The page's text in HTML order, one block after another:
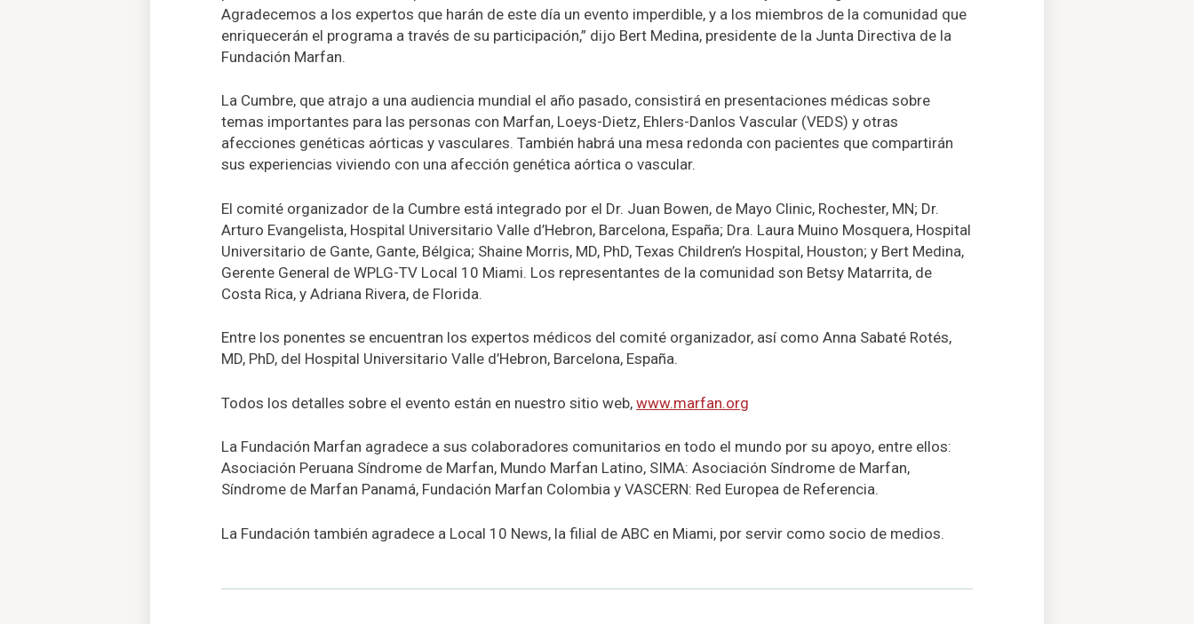
Agradecemos a los expertos que harán de este día un evento imperdible, y a los miembros de la comunidad que
enriquecerán el programa a través de su participación,” dijo Bert Medina, presidente de la Junta Directiva de la
Fundación Marfan.
La Cumbre, que atrajo a una audiencia mundial el año pasado, consistirá en presentaciones médicas sobre
temas importantes para las personas con Marfan, Loeys-Dietz, Ehlers-Danlos Vascular (VEDS) y otras
afecciones genéticas aórticas y vasculares. También habrá una mesa redonda con pacientes que compartirán
sus experiencias viviendo con una afección genética aórtica o vascular.
El comité organizador de la Cumbre está integrado por el Dr. Juan Bowen, de Mayo Clinic, Rochester, MN; Dr.
Arturo Evangelista, Hospital Universitario Valle d’Hebron, Barcelona, España; Dra. Laura Muino Mosquera, Hospital
Universitario de Gante, Gante, Bélgica; Shaine Morris, MD, PhD, Texas Children’s Hospital, Houston; y Bert Medina,
Gerente General de WPLG-TV Local 10 Miami. Los representantes de la comunidad son Betsy Matarrita, de
Costa Rica, y Adriana Rivera, de Florida.
Entre los ponentes se encuentran los expertos médicos del comité organizador, así como Anna Sabaté Rotés,
MD, PhD, del Hospital Universitario Valle d’Hebron, Barcelona, España.
Todos los detalles sobre el evento están en nuestro sitio web, www.marfan.org
La Fundación Marfan agradece a sus colaboradores comunitarios en todo el mundo por su apoyo, entre ellos:
Asociación Peruana Síndrome de Marfan, Mundo Marfan Latino, SIMA: Asociación Síndrome de Marfan,
Síndrome de Marfan Panamá, Fundación Marfan Colombia y VASCERN: Red Europea de Referencia.
La Fundación también agradece a Local 10 News, la filial de ABC en Miami, por servir como socio de medios.